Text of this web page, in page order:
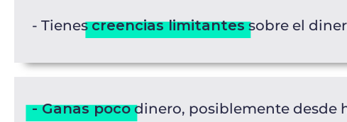
- Tienes creencias limitantes sobre el
- Ganas poco dinero, posiblemente desde